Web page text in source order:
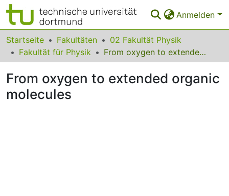
Anmelden
Bereiche & Sammlungen
Das gesamte Repositorium
Statistiken
FAQ
Startseite Fakultäten
02 Fakultät Physik
Fakultät für Physik
From oxygen to extended organic molecules
From oxygen to extended organic
molecules